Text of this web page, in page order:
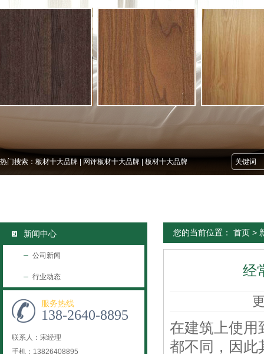
热门搜索： 板材十大品牌 网评板材十大品牌 板材十大品牌
您的当前位置： 首页 >
经
在建筑上使用
都不同，因此
新闻中心
公司新闻
行业动态
服务热线
138-2640-8895
联系人：宋经理
手机：13826408895